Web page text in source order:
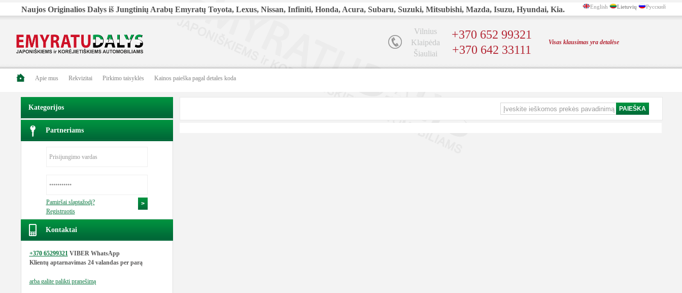
Naujos Originalios Dalys iš Jungtinių Arabų Emyratų Toyota, Lexus, Nissan, Infiniti, Honda, Acura, Subaru, Suzuki, Mitsubishi, Mazda, Isuzu, Hyundai, Kia. English Lietuvių Русский
Vilnius
Klaipėda
Šiauliai
+370 652 99321
+370 642 33111
Visas klausimas yra detalėse
Apie mus Rekvizitai Pirkimo taisyklės Kainos paieška pagal detales koda
Kategorijos
Partneriams
Pamiršai slaptažodį?
Registruotis
Kontaktai
+370 65299321VIBER WhatsApp
Klientų aptarnavimas 24 valandas per parą
arba galite palikti pranešimą